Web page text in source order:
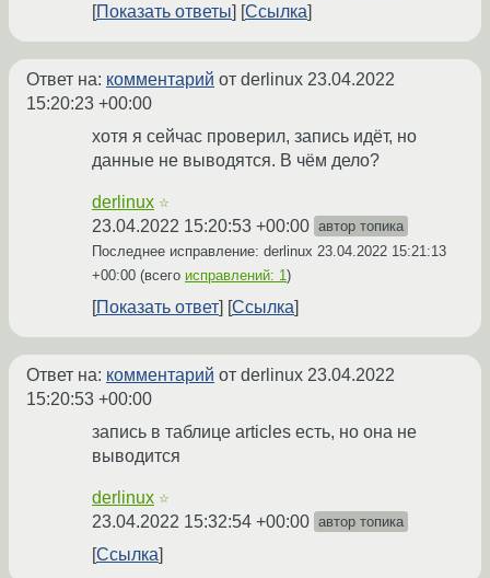
Показать ответы Ссылка
Ответ на: комментарий от derlinux 23.04.2022
15:20:23 +00:00
хотя я сейчас проверил, запись идёт, но
данные не выводятся. В чём дело?
derlinux ☆
23.04.2022 15:20:53 +00:00 автор топика
Последнее исправление: derlinux 23.04.2022 15:21:13
+00:00 (всего исправлений: 1)
Показать ответ Ссылка
Ответ на: комментарий от derlinux 23.04.2022
15:20:53 +00:00
запись в таблице articles есть, но она не
выводится
derlinux ☆
23.04.2022 15:32:54 +00:00 автор топика
Ссылка